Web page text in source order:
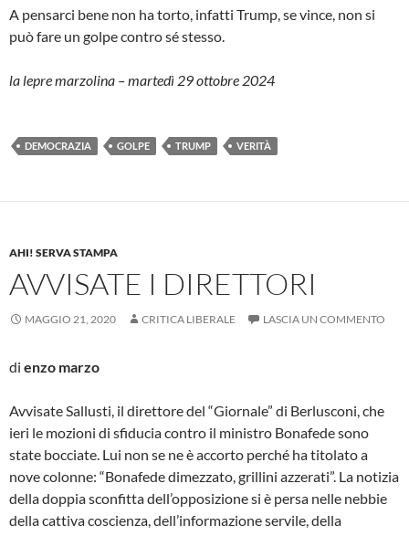
A pensarci bene non ha torto, infatti Trump, se vince, non si
può fare un golpe contro sé stesso.
la lepre marzolina – martedì 29 ottobre 2024
DEMOCRAZIA GOLPE TRUMP VERITÀ
AHI! SERVA STAMPA
AVVISATE I DIRETTORI
MAGGIO 21, 2020 CRITICA LIBERALE LASCIA UN COMMENTO
di enzo marzo
Avvisate Sallusti, il direttore del “Giornale” di Berlusconi, che
ieri le mozioni di sfiducia contro il ministro Bonafede sono
state bocciate. Lui non se ne è accorto perché ha titolato a
nove colonne: “Bonafede dimezzato, grillini azzerati”. La notizia
della doppia sconfitta dell’opposizione si è persa nelle nebbie
della cattiva coscienza, dell’informazione servile, della